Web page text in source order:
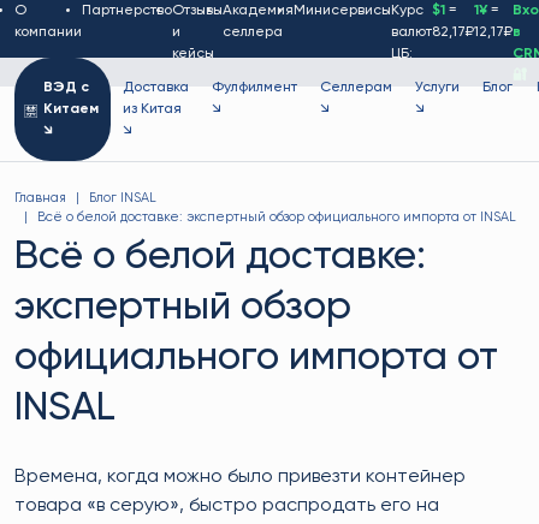
О
компании
ПартнерствоОтзывы
и
кейсы
Академия
селлера
Минисервисы Курс
валют
ЦБ:
$1 =
82,17₽
1¥=
12,17₽в
ВЭД с
Китаем
↘
Доставка
из Китая
↘
Фулфилмент
↘
Селлерам
↘
Услуги
↘
Блог
Главная
Блог INSAL
Всё о белой доставке: экспертный обзор официального импорта от INSAL
Всё о белой доставке:
экспертный обзор
официального импорта от
INSAL
Времена, когда можно было привезти контейнер
товара «в серую», быстро распродать его на